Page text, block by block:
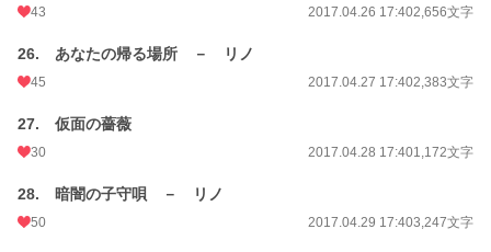
43 2017.04.26 17:402,656文字
26. あなたの帰る場所 － リノ
45 2017.04.27 17:402,383文字
27. 仮面の薔薇
30 2017.04.28 17:401,172文字
28. 暗闇の子守唄 － リノ
50 2017.04.29 17:403,247文字